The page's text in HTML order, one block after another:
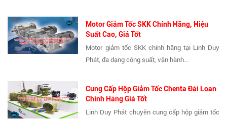
Motor Giảm Tốc SKK Chính Hãng, Hiệu
Suất Cao, Giá Tốt
Motor giảm tốc SKK chính hãng tại Linh Duy
Phát, đa dạng công suất, vận hành...
Cung Cấp Hộp Giảm Tốc Chenta Đài Loan
Chính Hãng Giá Tốt
Linh Duy Phát chuyên cung cấp hộp giảm tốc